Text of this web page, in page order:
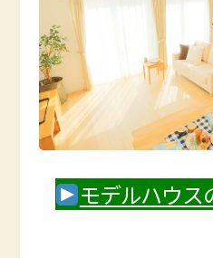
モデルハウ